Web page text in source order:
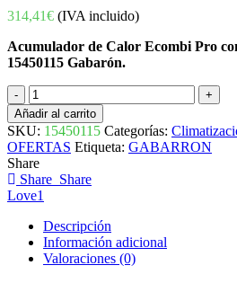
314,41€ (IVA incluido)
Acumulador de Calor Ecombi Pro
15450115 Gabarón.
ACUMULADOR
DE
CALOR
ESTATICO
ECOMBI
PRO
15450115
GABARRON
cantidad
Añadir al carrito
SKU: 15450115 Categorías:
OFERTAS Etiqueta: GABARRON
Share
Share Share
Love1
Descripción
Información adicional
Valoraciones (0)